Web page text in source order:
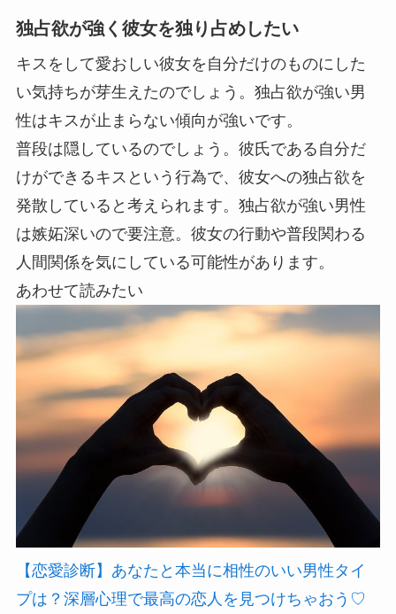
独占欲が強く彼女を独り占めしたい
キスをして愛おしい彼女を自分だけのものにした
い気持ちが芽生えたのでしょう。独占欲が強い男
性はキスが止まらない傾向が強いです。
普段は隠しているのでしょう。彼氏である自分だ
けができるキスという行為で、 彼女への独占欲を
発散している と考えられます。独占欲が強い男性
は嫉妬深いので要注意。彼女の行動や普段関わる
人間関係を気にしている可能性があります。
あわせて読みたい
【恋愛診断】あなたと本当に相性のいい男性タイ
プは？深層心理で最高の恋人を見つけちゃおう♡